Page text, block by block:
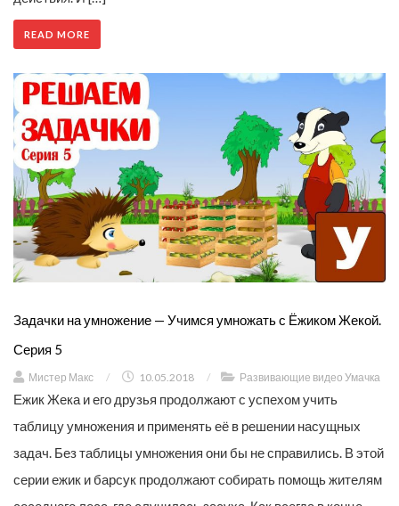
READ MORE
Задачки на умножение — Учимся умножать с Ёжиком Жекой.
Серия 5
Мистер Макс / 10.05.2018 / Развивающие видео Умачка
Ежик Жека и его друзья продолжают с успехом учить
таблицу умножения и применять её в решении насущных
задач. Без таблицы умножения они бы не справились. В этой
серии ежик и барсук продолжают собирать помощь жителям